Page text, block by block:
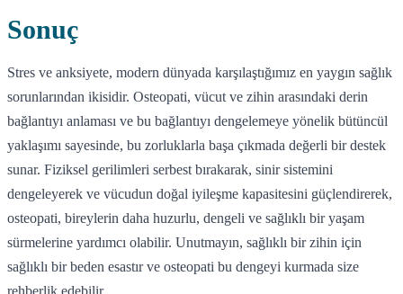
Sonuç
Stres ve anksiyete, modern dünyada karşılaştığımız en yaygın sağlık
sorunlarından ikisidir. Osteopati, vücut ve zihin arasındaki derin
bağlantıyı anlaması ve bu bağlantıyı dengelemeye yönelik bütüncül
yaklaşımı sayesinde, bu zorluklarla başa çıkmada değerli bir destek
sunar. Fiziksel gerilimleri serbest bırakarak, sinir sistemini
dengeleyerek ve vücudun doğal iyileşme kapasitesini güçlendirerek,
osteopati, bireylerin daha huzurlu, dengeli ve sağlıklı bir yaşam
sürmelerine yardımcı olabilir. Unutmayın, sağlıklı bir zihin için
sağlıklı bir beden esastır ve osteopati bu dengeyi kurmada size
rehberlik edebilir.